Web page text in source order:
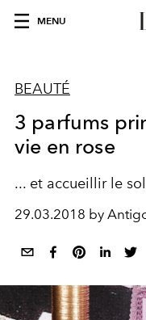
MENU
BEAUTÉ
3 parfums
vie en rose
... et accueillir le
29.03.2018 by